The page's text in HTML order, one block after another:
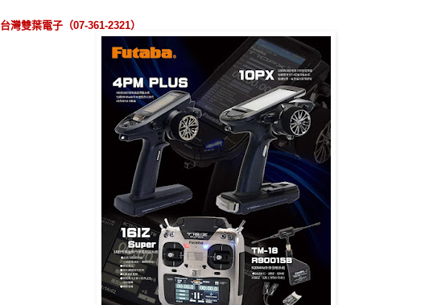
台灣雙葉電子（07-361-2321）